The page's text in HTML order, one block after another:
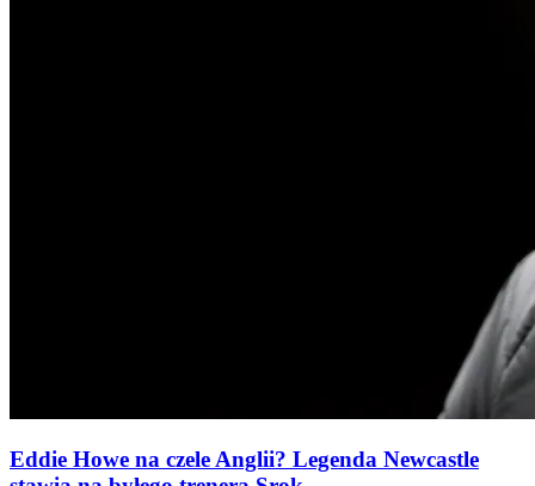
Eddie Howe na czele Anglii? Legenda Newcastle